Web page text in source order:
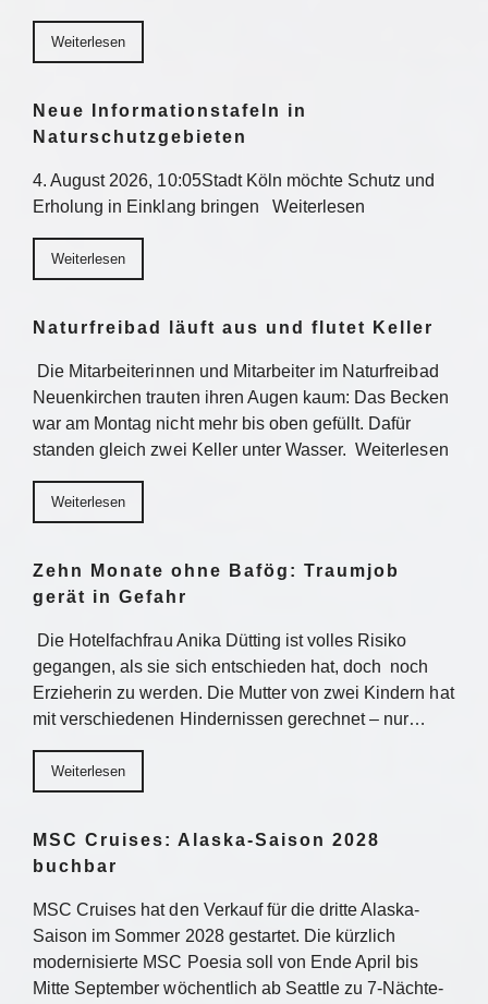
Weiterlesen
Neue Informationstafeln in
Naturschutzgebieten
4. August 2026, 10:05Stadt Köln möchte Schutz und
Erholung in Einklang bringen Weiterlesen
Weiterlesen
Naturfreibad läuft aus und flutet Keller
Die Mitarbeiterinnen und Mitarbeiter im Naturfreibad
Neuenkirchen trauten ihren Augen kaum: Das Becken
war am Montag nicht mehr bis oben gefüllt. Dafür
standen gleich zwei Keller unter Wasser. Weiterlesen
Weiterlesen
Zehn Monate ohne Bafög: Traumjob
gerät in Gefahr
Die Hotelfachfrau Anika Dütting ist volles Risiko
gegangen, als sie sich entschieden hat, doch noch
Erzieherin zu werden. Die Mutter von zwei Kindern hat
mit verschiedenen Hindernissen gerechnet – nur…
Weiterlesen
MSC Cruises: Alaska-Saison 2028
buchbar
MSC Cruises hat den Verkauf für die dritte Alaska-
Saison im Sommer 2028 gestartet. Die kürzlich
modernisierte MSC Poesia soll von Ende April bis
Mitte September wöchentlich ab Seattle zu 7-Nächte-